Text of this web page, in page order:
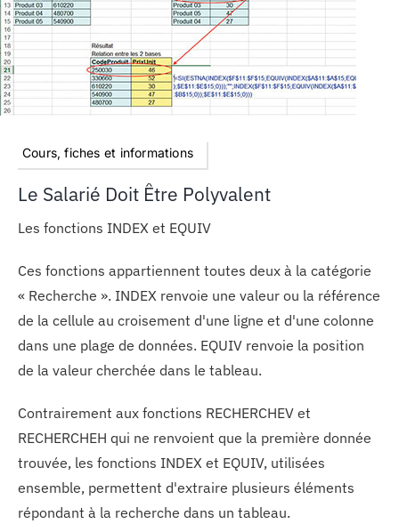
Cours, fiches et informations
Le Salarié Doit Être Polyvalent
Les fonctions INDEX et EQUIV
Ces fonctions appartiennent toutes deux à la catégorie
« Recherche ». INDEX renvoie une valeur ou la référence
de la cellule au croisement d'une ligne et d'une colonne
dans une plage de données. EQUIV renvoie la position
de la valeur cherchée dans le tableau.
Contrairement aux fonctions RECHERCHEV et
RECHERCHEH qui ne renvoient que la première donnée
trouvée, les fonctions INDEX et EQUIV, utilisées
ensemble, permettent d'extraire plusieurs éléments
répondant à la recherche dans un tableau.